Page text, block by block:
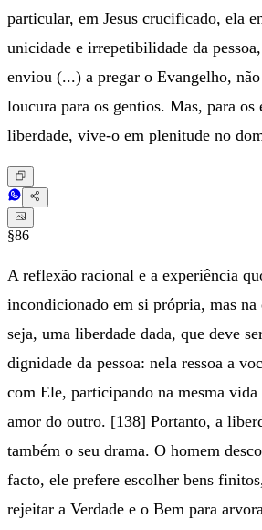
particular, em Jesus crucificado, ela
unicidade e irrepetibilidade da
enviou (...) a pregar o Evangelho,
loucura para os gentios. Mas, para
liberdade, vive-o em plenitude no
§86
A reflexão racional e a experiência
incondicionado em si própria, mas
seja, uma liberdade dada, que deve
dignidade da pessoa: nela ressoa a
com Ele, participando na mesma
amor do outro. [138] Portanto, a
também o seu drama. O homem
facto, ele prefere escolher bens
rejeitar a Verdade e o Bem para